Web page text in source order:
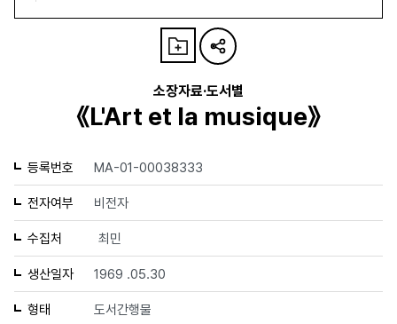
소장자료·도서별
《L'Art et la musique》
등록번호 MA-01-00038333
전자여부 비전자
수집처 최민
생산일자 1969 .05.30
형태 도서간행물